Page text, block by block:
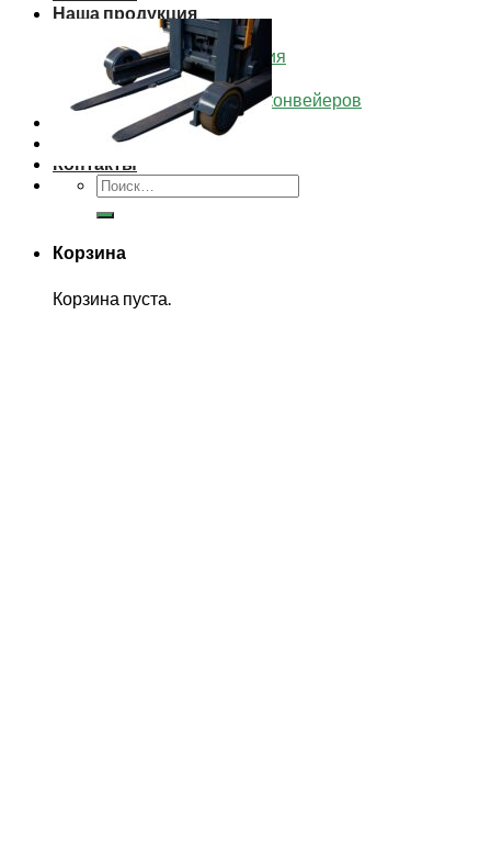
Наша продукция
Каталог товаров
Футеровочные изделия
Изделия из СВМПЭ
Комплектующие для конвейеров
Доставка
Опросные листы
Контакты
Искать:
Корзина
Корзина пуста.